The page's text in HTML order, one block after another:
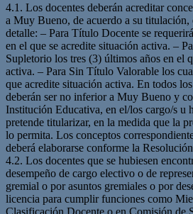
4.1. Los docentes deberán acreditar
a Muy Bueno, de acuerdo a su
detalle: – Para Título Docente se
en el que se acredite situación activa. –
Supletorio los tres (3) últimos años en el
activa. – Para Sin Título Valorable los
que acredite situación activa. En todos
deberán ser no inferior a Muy Bueno y
Institución Educativa, en el/los cargo/s u
pretende titularizar, en la medida que la
lo permita. Los conceptos
deberá elaborarse conforme la
4.2. Los docentes que se hubiesen
desempeño de cargo electivo o de
gremial o por asuntos gremiales o por
licencia para cumplir funciones como
Clasificación Docente o en Comisión de